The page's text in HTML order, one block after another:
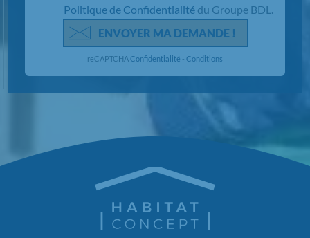
Politique de Confidentialité du Groupe BDL.
ENVOYER MA DEMANDE !
reCAPTCHAConfidentialité - Conditions